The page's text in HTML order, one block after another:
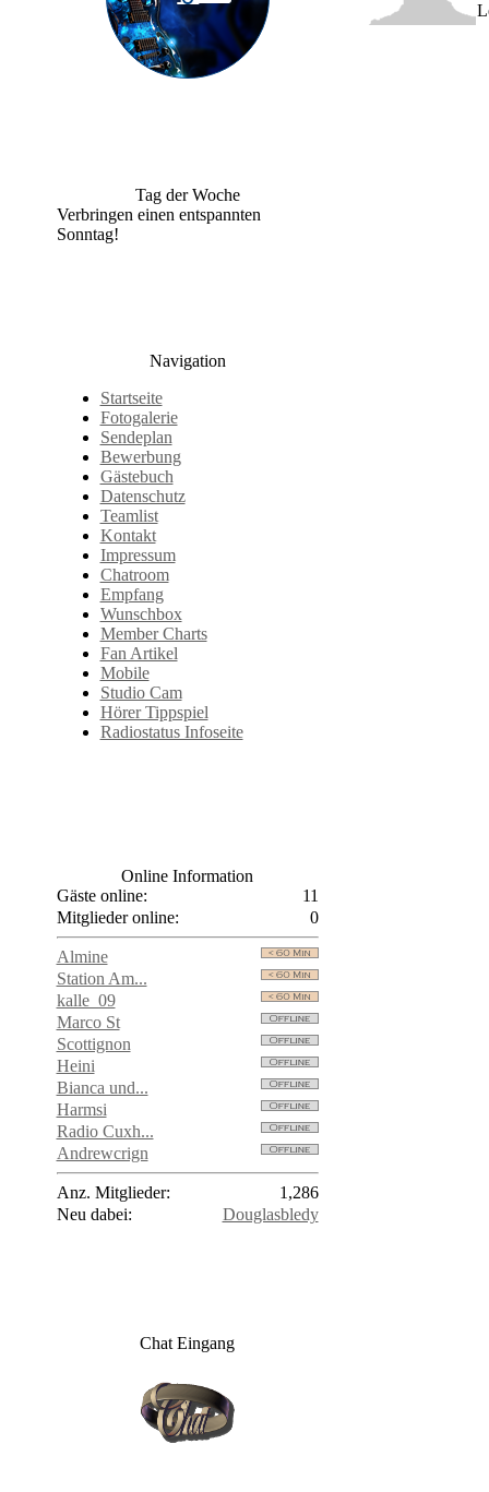
Tag der Woche
Verbringen einen entspannten
Sonntag!
Navigation
Startseite
Fotogalerie
Sendeplan
Bewerbung
Gästebuch
Datenschutz
Teamlist
Kontakt
Impressum
Chatroom
Empfang
Wunschbox
Member Charts
Fan Artikel
Mobile
Studio Cam
Hörer Tippspiel
Radiostatus Infoseite
Online Information
Gäste online:
11
Mitglieder online:
0
Almine
Station Am...
kalle_09
Marco St
Scottignon
Heini
Bianca und...
Harmsi
Radio Cuxh...
Andrewcrign
Anz. Mitglieder:
1,286
Neu dabei:
Douglasbledy
Chat Eingang